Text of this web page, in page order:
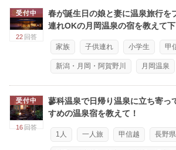
受付中
22 回答
春が誕生日の娘と妻に温泉旅行を
連れOKの月岡温泉の宿を教えて下
家族 子供連れ 小学生 甲
新潟・月岡・阿賀野川 月岡温泉
受付中
16 回答
蓼科温泉で日帰り温泉に立ち寄っ
すめの温泉宿を教えて！
1人 一人旅 甲信越 長野県